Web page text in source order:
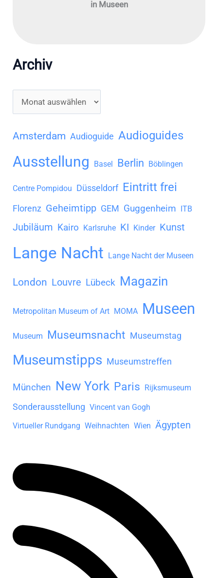
in Museen
Archiv
r
c
i
Amsterdam Audioguide Audioguides
Ausstellung Basel Berlin Böblingen
Centre Pompidou Düsseldorf Eintritt frei
Florenz Geheimtipp GEM Guggenheim ITB
Jubiläum Kairo Karlsruhe KI Kinder Kunst
Lange Nacht Lange Nacht der Museen
London Louvre Lübeck Magazin
Metropolitan Museum of Art MOMA Museen
Museum Museumsnacht Museumstag
Museumstipps Museumstreffen
München New York Paris Rijksmuseum
Sonderausstellung Vincent van Gogh
Virtueller Rundgang Weihnachten Wien Ägypten